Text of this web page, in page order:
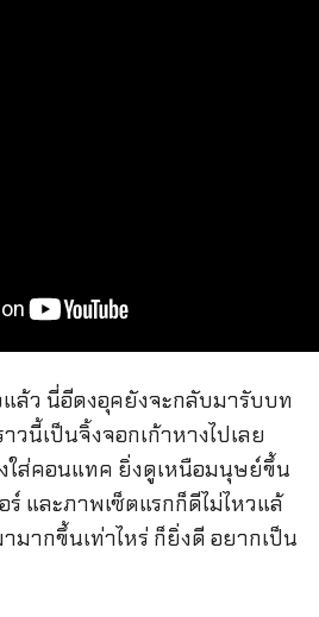
ล้ว นี่อีดงอุคยังจะกลับมารับบท
วนี้เป็นจิ้งจอกเก้าหางไปเลย
ใส่คอนแทค ยิ่งดูเหนือมนุษย์ขึ้น
ร์ และภาพเซ็ตแรกก็ดีไม่ไหวแล้
มากขึ้นเท่าไหร่ ก็ยิ่งดี อยากเป็น